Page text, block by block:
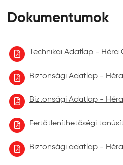
Dokumentumok
Technikai Adatlap - Héra
Biztonsági Adatlap - Héra
Biztonsági Adatlap -
Fertőtleníthetőségi
Biztonsági adatlap -